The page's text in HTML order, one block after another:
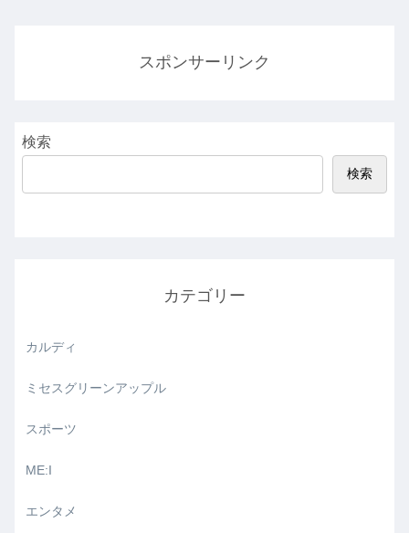
スポンサーリンク
検索
検索
カテゴリー
カルディ
ミセスグリーンアップル
スポーツ
ME:I
エンタメ